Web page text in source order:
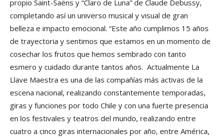
propio Saint-Saëns y “Claro de Luna” de Claude Debussy,
completando así un universo musical y visual de gran
belleza e impacto emocional. “Este año cumplimos 15 años
de trayectoria y sentimos que estamos en un momento de
cosechar los frutos que hemos sembrado con tanto
esmero y cuidado durante tantos años. Actualmente La
Llave Maestra es una de las compañías más activas de la
escena nacional, realizando constantemente temporadas,
giras y funciones por todo Chile y con una fuerte presencia
en los festivales y teatros del mundo, realizando entre
cuatro a cinco giras internacionales por año, entre América,